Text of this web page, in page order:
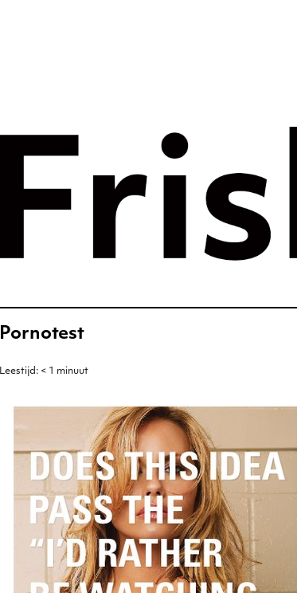
Frislicht
Pornotest
Leestijd: < 1 minuut